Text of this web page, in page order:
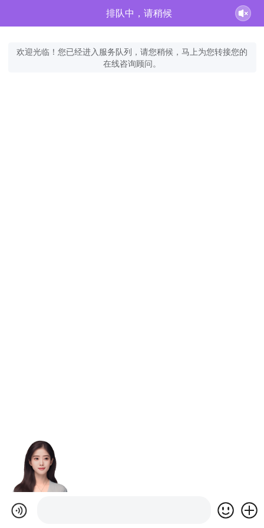
排队中，请稍候
欢迎光临！您已经进入服务队列，请您稍候，马上为您转接您的
在线咨询顾问。